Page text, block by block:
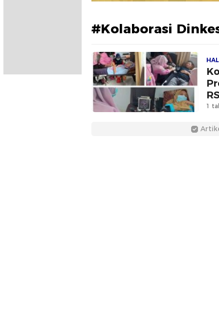
#Kolaborasi
1